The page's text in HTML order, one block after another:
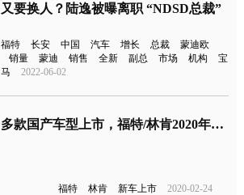
又要换人？陆逸被曝离职 “NDSD总裁”
福特 长安 中国 汽车 增长 总裁
蒙迪欧
销量
蒙迪 销售 全新 副总 市场 机构
宝
马
2022-06-02
多款国产车型上市，福特/林肯2020年在华新车计划
福特 林肯 新车上市 2020-02-24